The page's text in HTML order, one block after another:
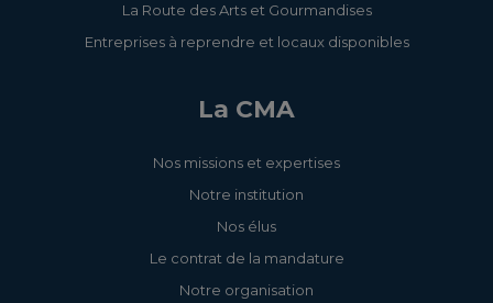
La Route des Arts et Gourmandises
Entreprises à reprendre et locaux disponibles
La CMA
Nos missions et expertises
Notre institution
Nos élus
Le contrat de la mandature
Notre organisation